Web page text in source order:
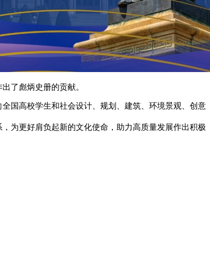
了彪炳史册的贡献。
国高校学生和社会设计、规划、建筑、环境景观、创意
为更好肩负起新的文化使命，助力高质量发展作出积极